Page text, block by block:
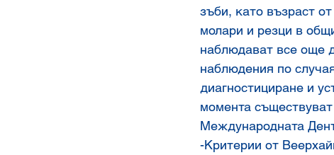
зъби, като възраст
молари и резци в
наблюдават все още
наблюдения по
диагностициране и
момента
Международната
-Критерии от